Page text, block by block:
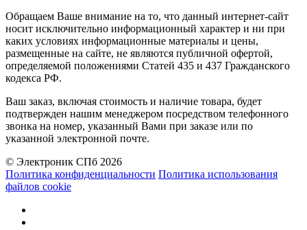
Обращаем Ваше внимание на то, что данный интернет-сайт
носит исключительно информационный характер и ни при
каких условиях информационные материалы и цены,
размещенные на сайте, не являются публичной офертой,
определяемой положениями Статей 435 и 437 Гражданского
кодекса РФ.
Ваш заказ, включая стоимость и наличие товара, будет
подтвержден нашим менеджером посредством телефонного
звонка на номер, указанный Вами при заказе или по
указанной электронной почте.
© Электроник СПб 2026
Политика конфиденциальности Политика использования
файлов cookie